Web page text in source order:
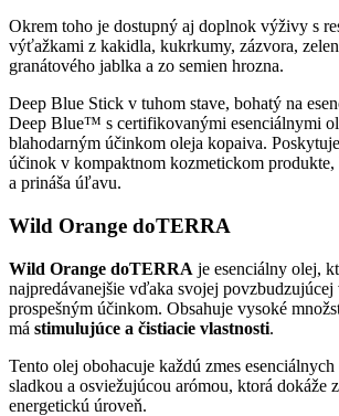
Okrem toho je dostupný aj doplnok výživy s
výťažkami z kakidla, kukrkumy, zázvora,
granátového jablka a zo semien hrozna.
Deep Blue Stick v tuhom stave, bohatý na
Deep Blue™ s certifikovanými esenciálnymi
blahodarným účinkom oleja kopaiva.
účinok v kompaktnom kozmetickom
a prináša úľavu.
Wild Orange doTERRA
Wild Orange doTERRA je esenciálny olej,
najpredávanejšie vďaka svojej
prospešným účinkom. Obsahuje vysoké
má stimulujúce a čistiacie vlastnosti.
Tento olej obohacuje každú zmes
sladkou a osviežujúcou arómou, ktorá dokáže
energetickú úroveň.